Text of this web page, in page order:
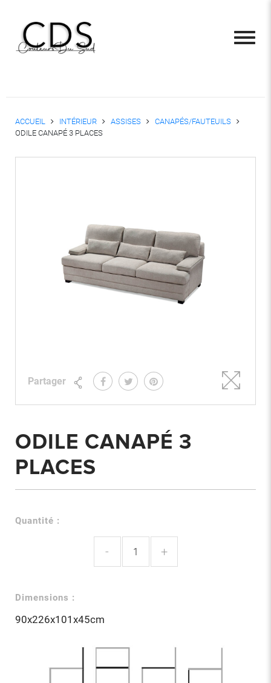
ACCUEIL INTÉRIEUR ASSISES
CANAPÉS/FAUTEUILS
ODILE CANAPÉ 3 PLACES
Partager
ODILE CANAPÉ 3
PLACES
Quantité :
- +
Dimensions :
90x226x101x45cm